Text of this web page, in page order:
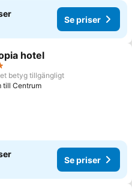
Se priser
till i Mina Favoriter
hotel
betyg tillgängligt
till Centrum
Se priser